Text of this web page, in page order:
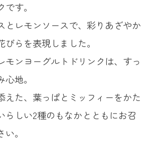
す。
とレモンソースで、彩りあざやか
びらを表現しました。
モンヨーグルトドリンクは、すっ
地。
えた、葉っぱとミッフィーをかた
らしい2種のもなかとともにお召
。